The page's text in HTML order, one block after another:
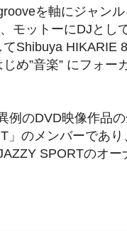
を軸にジャン
ットーにDJとし
Shibuya HIKARIE
め”音楽” にフォ
例のDVD映像作品
」のメンバーであ
SPORTのオ